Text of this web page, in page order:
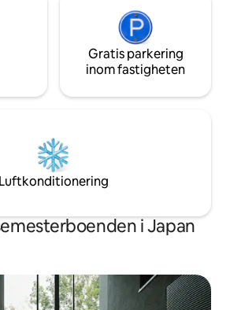
en [enstaka
år eller yngre)
är en
sådan att
rum. Det finns
bred. Framför
finns en
du bokar för barn
utomhus efter
aktiviteter som
(gratis), skörda
(gratis) på
(gratis). * På
det på vintern. ★
Gratis parkering
inom fastigheten
Luftkonditionering
i Japan